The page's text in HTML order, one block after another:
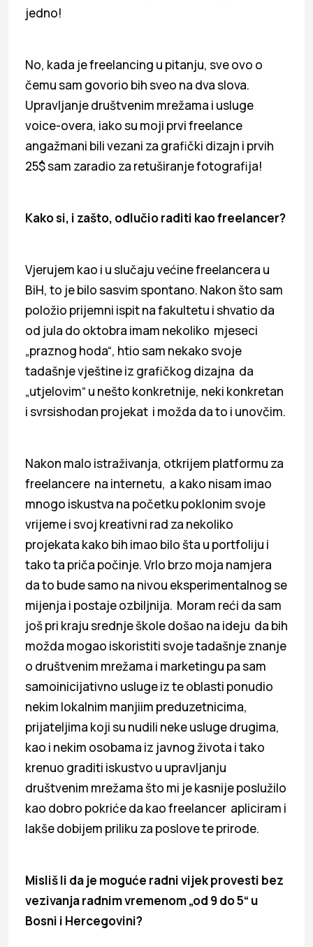
jedno!
No, kada je freelancing u pitanju, sve ovo o
čemu sam govorio bih sveo na dva slova.
Upravljanje društvenim mrežama i usluge
voice-overa, iako su moji prvi freelance
angažmani bili vezani za grafički dizajn i prvih
25$ sam zaradio za retuširanje fotografija!
Kako si, i zašto, odlučio raditi kao freelancer?
Vjerujem kao i u slučaju većine freelancera u
BiH, to je bilo sasvim spontano. Nakon što sam
položio prijemni ispit na fakultetu i shvatio da
od jula do oktobra imam nekoliko mjeseci
„praznog hoda“, htio sam nekako svoje
tadašnje vještine iz grafičkog dizajna da
„utjelovim“ u nešto konkretnije, neki konkretan
i svrsishodan projekat i možda da to i unovčim.
Nakon malo istraživanja, otkrijem platformu za
freelancere na internetu, a kako nisam imao
mnogo iskustva na početku poklonim svoje
vrijeme i svoj kreativni rad za nekoliko
projekata kako bih imao bilo šta u portfoliju i
tako ta priča počinje. Vrlo brzo moja namjera
da to bude samo na nivou eksperimentalnog se
mijenja i postaje ozbiljnija. Moram reći da sam
još pri kraju srednje škole došao na ideju da bih
možda mogao iskoristiti svoje tadašnje znanje
o društvenim mrežama i marketingu pa sam
samoinicijativno usluge iz te oblasti ponudio
nekim lokalnim manjiim preduzetnicima,
prijateljima koji su nudili neke usluge drugima,
kao i nekim osobama iz javnog života i tako
krenuo graditi iskustvo u upravljanju
društvenim mrežama što mi je kasnije poslužilo
kao dobro pokriće da kao freelancer apliciram i
lakše dobijem priliku za poslove te prirode.
Misliš li da je moguće radni vijek provesti bez
vezivanja radnim vremenom „od 9 do 5“ u
Bosni i Hercegovini?